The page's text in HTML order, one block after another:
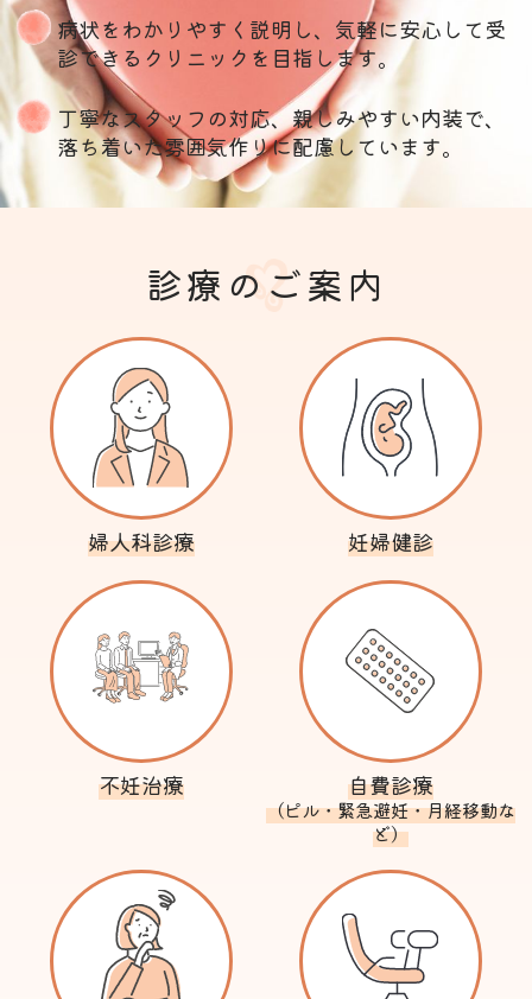
病状をわかりやすく説明し、気軽に安心して受
診できるクリニックを目指します。
丁寧なスタッフの対応、親しみやすい内装で、
落ち着いた雰囲気作りに配慮しています。
診療のご案内
婦人科診療 妊婦健診
不妊治療 自費診療
（ピル・緊急避妊・月経移動な
ど）